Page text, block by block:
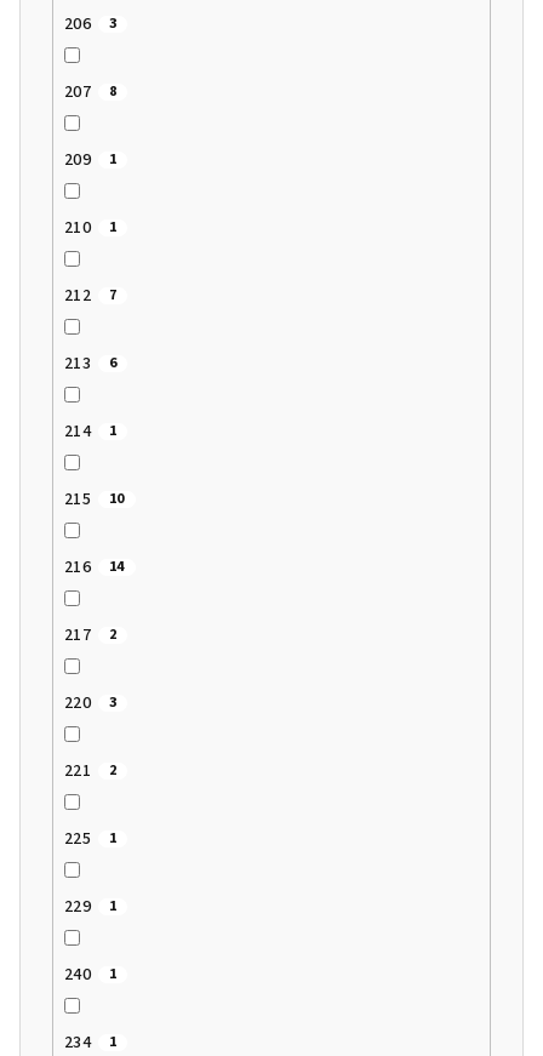
206 3
207 8
209 1
210 1
212 7
213 6
214 1
215 10
216 14
217 2
220 3
221 2
225 1
229 1
240 1
234 1